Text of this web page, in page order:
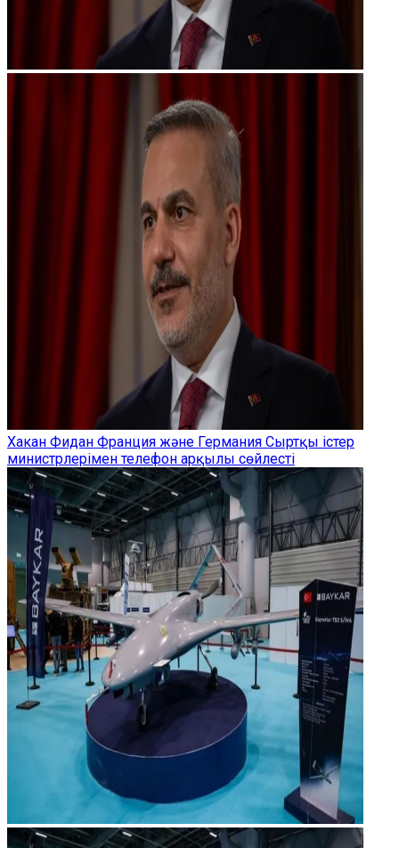
Хакан Фидан Франция және Германия Сыртқы істер
министрлерімен телефон арқылы сөйлесті